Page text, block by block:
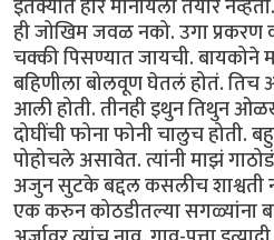
इतक्यात हार मानायला तयार
ही जोखिम जवळ नको. उगा प्रकरण
चक्की पिसण्यात जायची. बायकोने
बहिणीला बोलवूण घेतलं होतं.
आली होती. तीनही इथुन तिथुन
दोघींची फोना फोनी चालुच होती.
पोहोचले असावेत. त्यांनी माझं
अजुन सुटके बद्दल कसलीच शाश्वती
एक करुन कोठडीतल्या सगळ्यांना